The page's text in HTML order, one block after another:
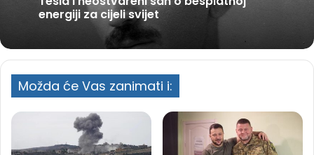
energiji za cijeli svijet
Možda će Vas zanimati i: